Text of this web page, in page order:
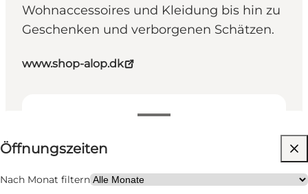
Wohnaccessoires und Kleidung bis hin zu
Geschenken und verborgenen Schätzen.
www.shop-alop.dk
Öffnungszeiten anzeigen
Öffnungszeiten
Nach Monat filtern
Website besuchen
Kinder, Freunde, Mein Partner, Mir selbst, Mein